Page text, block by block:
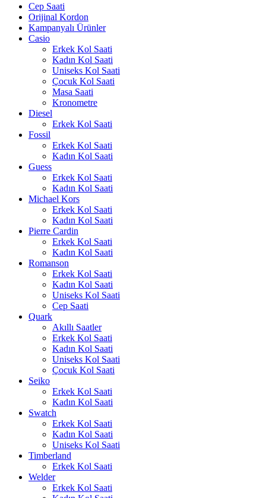
Cep Saati
Orijinal Kordon
Kampanyalı Ürünler
Casio
Erkek Kol Saati
Kadın Kol Saati
Uniseks Kol Saati
Çocuk Kol Saati
Masa Saati
Kronometre
Diesel
Erkek Kol Saati
Fossil
Erkek Kol Saati
Kadın Kol Saati
Guess
Erkek Kol Saati
Kadın Kol Saati
Michael Kors
Erkek Kol Saati
Kadın Kol Saati
Pierre Cardin
Erkek Kol Saati
Kadın Kol Saati
Romanson
Erkek Kol Saati
Kadın Kol Saati
Uniseks Kol Saati
Cep Saati
Quark
Akıllı Saatler
Erkek Kol Saati
Kadın Kol Saati
Uniseks Kol Saati
Çocuk Kol Saati
Seiko
Erkek Kol Saati
Kadın Kol Saati
Swatch
Erkek Kol Saati
Kadın Kol Saati
Uniseks Kol Saati
Timberland
Erkek Kol Saati
Welder
Erkek Kol Saati